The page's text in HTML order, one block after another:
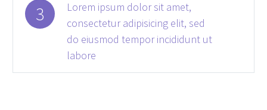
3
Lorem ipsum dolor sit amet,
consectetur adipisicing elit, sed
do eiusmod tempor incididunt ut
labore